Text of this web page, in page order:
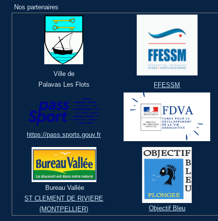
Nos partenaires
Ville de
Palavas Les Flots
FFESSM
https://pass.sports.gouv.fr
Bureau Vallée
ST CLEMENT DE RIVIERE
(MONTPELLIER)
Objectif Bleu